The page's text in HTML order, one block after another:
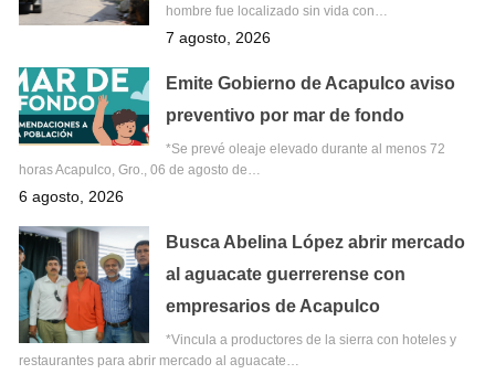
hombre fue localizado sin vida con…
7 agosto, 2026
Emite Gobierno de Acapulco aviso
preventivo por mar de fondo
*Se prevé oleaje elevado durante al menos 72
horas Acapulco, Gro., 06 de agosto de…
6 agosto, 2026
Busca Abelina López abrir mercado
al aguacate guerrerense con
empresarios de Acapulco
*Vincula a productores de la sierra con hoteles y
restaurantes para abrir mercado al aguacate…